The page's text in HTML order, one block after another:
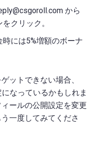
から
クリック。
には5%増額のボーナ
ットできない場合、
なっているかもしれま
ールの公開設定を変更
一度してみてくださ